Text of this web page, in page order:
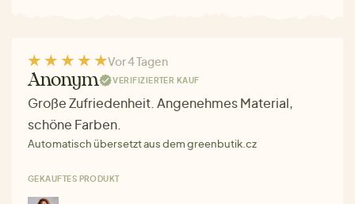
Vor 4 Tagen
Anonym VERIFIZIERTER KAUF
Große Zufriedenheit. Angenehmes Material,
schöne Farben.
Automatisch übersetzt aus dem greenbutik.cz
GEKAUFTES PRODUKT